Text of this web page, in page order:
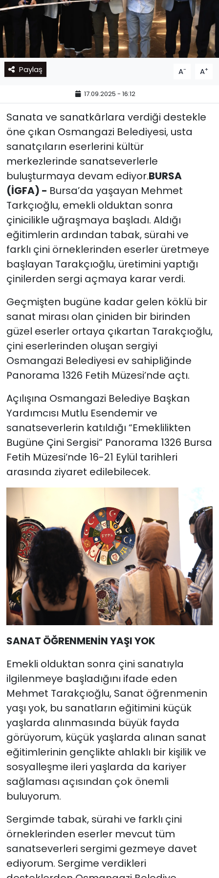
Paylaş A- A+
17.09.2025 - 16:12
Sanata ve sanatkârlara verdiği destekle
öne çıkan Osmangazi Belediyesi, usta
sanatçıların eserlerini kültür
merkezlerinde sanatseverlerle
buluşturmaya devam ediyor.BURSA
(İGFA) - Bursa’da yaşayan Mehmet
Tarkçıoğlu, emekli olduktan sonra
çinicilikle uğraşmaya başladı. Aldığı
eğitimlerin ardından tabak, sürahi ve
farklı çini örneklerinden eserler üretmeye
başlayan Tarakçıoğlu, üretimini yaptığı
çinilerden sergi açmaya karar verdi.
Geçmişten bugüne kadar gelen köklü bir
sanat mirası olan çiniden bir birinden
güzel eserler ortaya çıkartan Tarakçıoğlu,
çini eserlerinden oluşan sergiyi
Osmangazi Belediyesi ev sahipliğinde
Panorama 1326 Fetih Müzesi’nde açtı.
Açılışına Osmangazi Belediye Başkan
Yardımcısı Mutlu Esendemir ve
sanatseverlerin katıldığı “Emeklilikten
Bugüne Çini Sergisi” Panorama 1326 Bursa
Fetih Müzesi’nde 16-21 Eylül tarihleri
arasında ziyaret edilebilecek.
SANAT ÖĞRENMENİN YAŞI YOK
Emekli olduktan sonra çini sanatıyla
ilgilenmeye başladığını ifade eden
Mehmet Tarakçıoğlu, Sanat öğrenmenin
yaşı yok, bu sanatların eğitimini küçük
yaşlarda alınmasında büyük fayda
görüyorum, küçük yaşlarda alınan sanat
eğitimlerinin gençlikte ahlaklı bir kişilik ve
sosyalleşme ileri yaşlarda da kariyer
sağlaması açısından çok önemli
buluyorum.
Sergimde tabak, sürahi ve farklı çini
örneklerinden eserler mevcut tüm
sanatseverleri sergimi gezmeye davet
ediyorum. Sergime verdikleri